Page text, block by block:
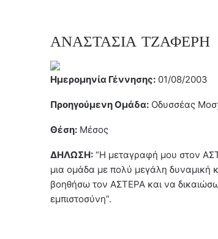
ΑΝΑΣΤΑΣΙΑ ΤΖΑΦΕΡΗ
Ημερομηνία Γέννησης: 01/08/2003
Προηγούμενη Ομάδα: Οδυσσέας
Θέση: Μέσος
ΔΗΛΩΣΗ: “Η μεταγραφή μου στον
μια ομάδα με πολύ μεγάλη δυναμική
βοηθήσω τον ΑΣΤΕΡΑ και να
εμπιστοσύνη”.